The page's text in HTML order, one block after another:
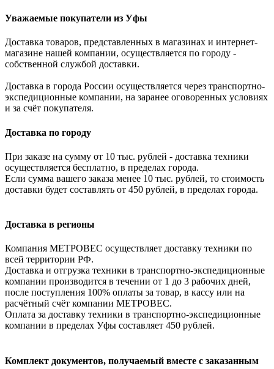
Уважаемые покупатели из Уфы
Доставка товаров, представленных в магазинах и интернет-
магазине нашей компании, осуществляется по городу -
собственной службой доставки.
Доставка в города России осуществляется через транспортно-
экспедиционные компании, на заранее оговоренных условиях
и за счёт покупателя.
Доставка по городу
При заказе на сумму от 10 тыс. рублей - доставка техники
осуществляется бесплатно, в пределах города.
Если сумма вашего заказа менее 10 тыс. рублей, то стоимость
доставки будет составлять от 450 рублей, в пределах города.
Доставка в регионы
Компания МЕТРОВЕС осуществляет доставку техники по
всей территории РФ.
Доставка и отгрузка техники в транспортно-экспедиционные
компании производится в течении от 1 до 3 рабочих дней,
после поступления 100% оплаты за товар, в кассу или на
расчётный счёт компании МЕТРОВЕС.
Оплата за доставку техники в транспортно-экспедиционные
компании в пределах Уфы составляет 450 рублей.
Комплект документов, получаемый вместе с заказанным